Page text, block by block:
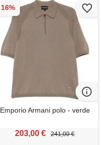
Emporio Armani polo - verde
203,00 € 241,00 €